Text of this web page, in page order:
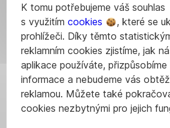
K tomu potřebujeme váš souhlas
s využitím cookies
, které se
prohlížeči. Díky těmto
reklamním cookies zjistíme, jak
aplikace používáte,
informace a nebudeme vás
reklamou. Můžete také
cookies nezbytnými pro jejich